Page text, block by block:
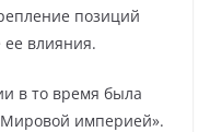
позиций
влияния.
в то время была
империей».